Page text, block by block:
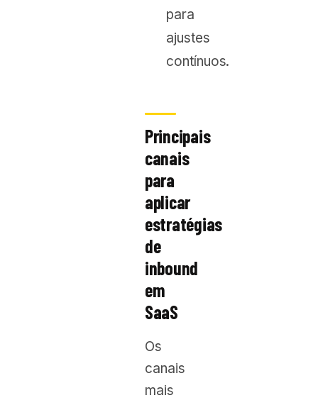
para
ajustes
contínuos.
Principais
canais
para
aplicar
estratégias
de
inbound
em
SaaS
Os
canais
mais